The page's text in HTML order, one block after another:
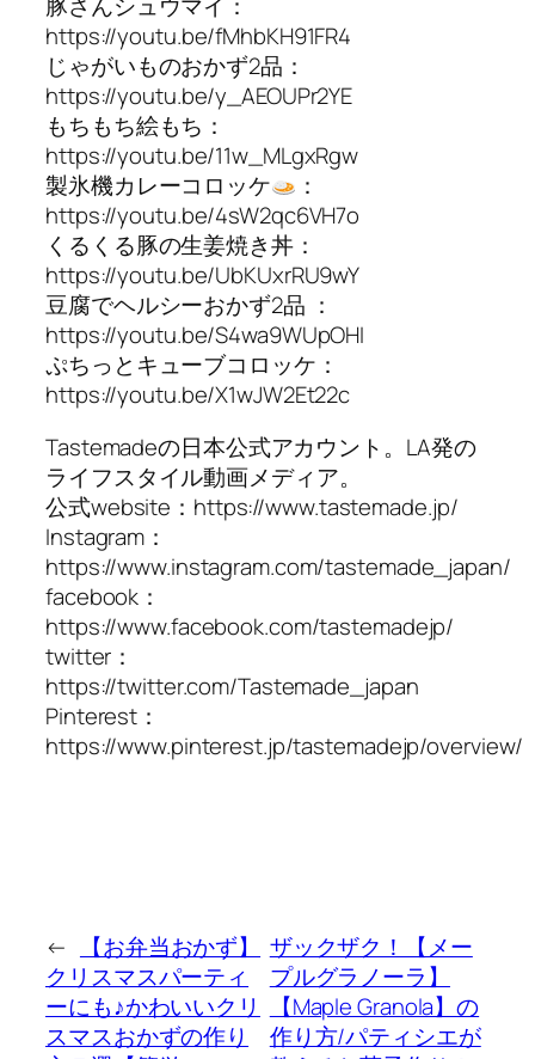
豚さんシュウマイ：
https://youtu.be/fMhbKH91FR4
じゃがいものおかず2品：
https://youtu.be/y_AEOUPr2YE
もちもち絵もち：
https://youtu.be/11w_MLgxRgw
製氷機カレーコロッケ
：
https://youtu.be/4sW2qc6VH7o
くるくる豚の生姜焼き丼：
https://youtu.be/UbKUxrRU9wY
豆腐でヘルシーおかず2品 ：
https://youtu.be/S4wa9WUpOHI
ぷちっとキューブコロッケ：
https://youtu.be/X1wJW2Et22c
Tastemadeの日本公式アカウント。LA発の
ライフスタイル動画メディア。
公式website：https://www.tastemade.jp/
Instagram：
https://www.instagram.com/tastemade_japan/
facebook：
https://www.facebook.com/tastemadejp/
twitter：
https://twitter.com/Tastemade_japan
Pinterest：
https://www.pinterest.jp/tastemadejp/overview/
←
【お弁当おかず】
クリスマスパーティ
ーにも♪かわいいクリ
スマスおかずの作り
ザックザク！【メー
プルグラノーラ】
【Maple Granola】の
作り方/パティシエが